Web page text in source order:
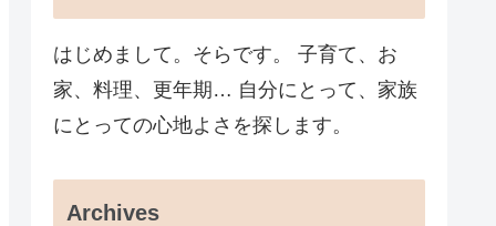
はじめまして。そらです。 子育て、お
家、料理、更年期… 自分にとって、家族
にとっての心地よさを探します。
Archives